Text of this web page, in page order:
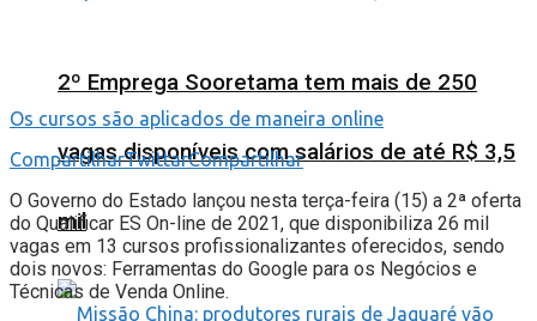
2º Emprega Sooretama tem mais de 250
vagas disponíveis com salários de até R$ 3,5
mil
Os cursos são aplicados de maneira online
CompartilharTwittarCompartilhar
O Governo do Estado lançou nesta terça-feira (15) a 2ª oferta
do Qualificar ES On-line de 2021, que disponibiliza 26 mil
vagas em 13 cursos profissionalizantes oferecidos, sendo
dois novos: Ferramentas do Google para os Negócios e
Técnicas de Venda Online.